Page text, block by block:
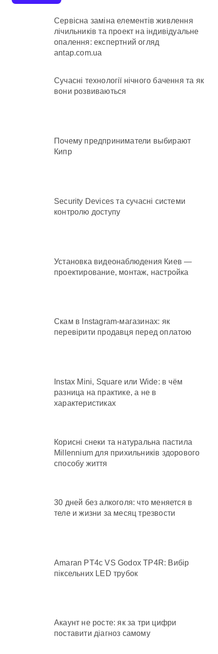
Сервісна заміна елементів живлення
лічильників та проект на індивідуальне
опалення: експертний огляд
antap.com.ua
Сучасні технології нічного бачення та як
вони розвиваються
Почему предприниматели выбирают
Кипр
Security Devices та сучасні системи
контролю доступу
Установка видеонаблюдения Киев —
проектирование, монтаж, настройка
Скам в Instagram-магазинах: як
перевірити продавця перед оплатою
Instax Mini, Square или Wide: в чём
разница на практике, а не в
характеристиках
Корисні снеки та натуральна пастила
Millennium для прихильників здорового
способу життя
30 дней без алкоголя: что меняется в
теле и жизни за месяц трезвости
Amaran PT4c VS Godox TP4R: Вибір
піксельних LED трубок
Акаунт не росте: як за три цифри
поставити діагноз самому